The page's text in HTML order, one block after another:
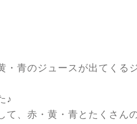
青のジュースが出てくる
♪
、赤・黄・青とたくさん